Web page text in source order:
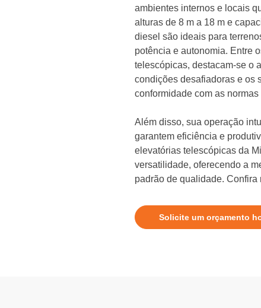
ambientes internos e locais
alturas de 8 m a 18 m e
diesel são ideais para
potência e autonomia. Entre
telescópicas, destacam-se o
condições desafiadoras e os
conformidade com as
Além disso, sua operação
garantem eficiência e
elevatórias telescópicas da
versatilidade, oferecendo a
padrão de qualidade.
Solicite um orçamento